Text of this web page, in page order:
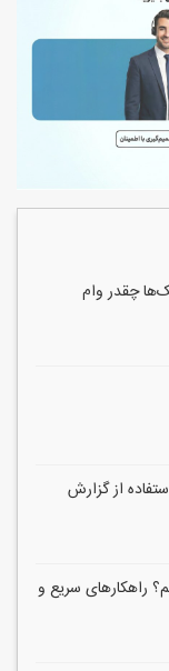
چقدر وام
از گزارش
راهکارهای سریع و